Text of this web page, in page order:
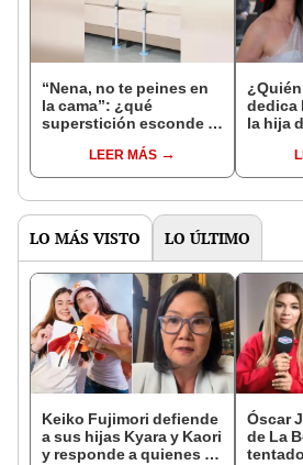
“Nena, no te peines en
la cama”: ¿qué
superstición esconde la
Enanitos Verdes?
LEER MÁS
dedica
la hija
nivel
LO MÁS VISTO LO ÚLTIMO
Keiko Fujimori defiende
a sus hijas Kyara y Kaori
y responde a quienes la
Óscar
de La